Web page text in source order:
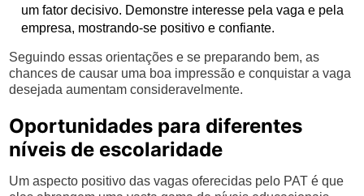
um fator decisivo. Demonstre interesse pela vaga e pela
empresa, mostrando-se positivo e confiante.
Seguindo essas orientações e se preparando bem, as
chances de causar uma boa impressão e conquistar a vaga
desejada aumentam consideravelmente.
Oportunidades para diferentes
níveis de escolaridade
Um aspecto positivo das vagas oferecidas pelo PAT é que